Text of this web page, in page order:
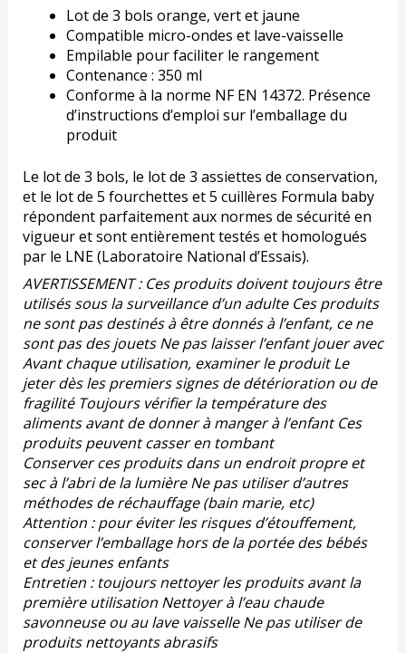
Lot de 3 bols orange, vert et jaune
Compatible micro-ondes et lave-vaisselle
Empilable pour faciliter le rangement
Contenance : 350 ml
Conforme à la norme NF EN 14372. Présence
d’instructions d’emploi sur l’emballage du
produit
Le lot de 3 bols, le lot de 3 assiettes de conservation,
et le lot de 5 fourchettes et 5 cuillères Formula baby
répondent parfaitement aux normes de sécurité en
vigueur et sont entièrement testés et homologués
par le LNE (Laboratoire National d’Essais).
AVERTISSEMENT : Ces produits doivent toujours être
utilisés sous la surveillance d’un adulte Ces produits
ne sont pas destinés à être donnés à l’enfant, ce ne
sont pas des jouets Ne pas laisser l’enfant jouer avec
Avant chaque utilisation, examiner le produit Le
jeter dès les premiers signes de détérioration ou de
fragilité Toujours vérifier la température des
aliments avant de donner à manger à l’enfant Ces
produits peuvent casser en tombant
Conserver ces produits dans un endroit propre et
sec à l’abri de la lumière Ne pas utiliser d’autres
méthodes de réchauffage (bain marie, etc)
Attention : pour éviter les risques d’étouffement,
conserver l’emballage hors de la portée des bébés
et des jeunes enfants
Entretien : toujours nettoyer les produits avant la
première utilisation Nettoyer à l’eau chaude
savonneuse ou au lave vaisselle Ne pas utiliser de
produits nettoyants abrasifs